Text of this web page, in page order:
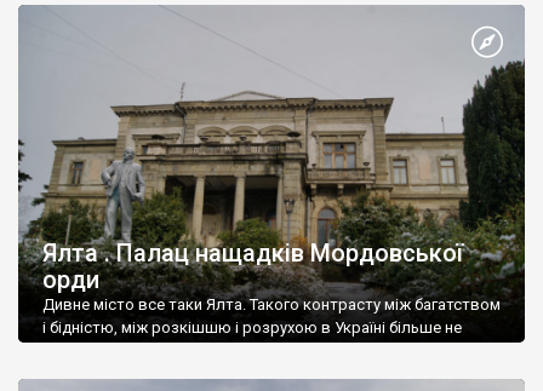
Ялта . Палац нащадків Мордовської
орди
Дивне місто все таки Ялта. Такого контрасту між багатством
і бідністю, між розкішшю і розрухою в Україні більше не